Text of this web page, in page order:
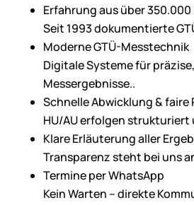
Erfahrung aus über
Seit 1993 dokumentierte
Moderne GTÜ-Messtechnik
Digitale Systeme für
Messergebnisse..
Schnelle Abwicklung & faire
HU/AU erfolgen strukturiert
Klare Erläuterung aller
Transparenz steht bei uns
Termine per WhatsApp
Kein Warten – direkte